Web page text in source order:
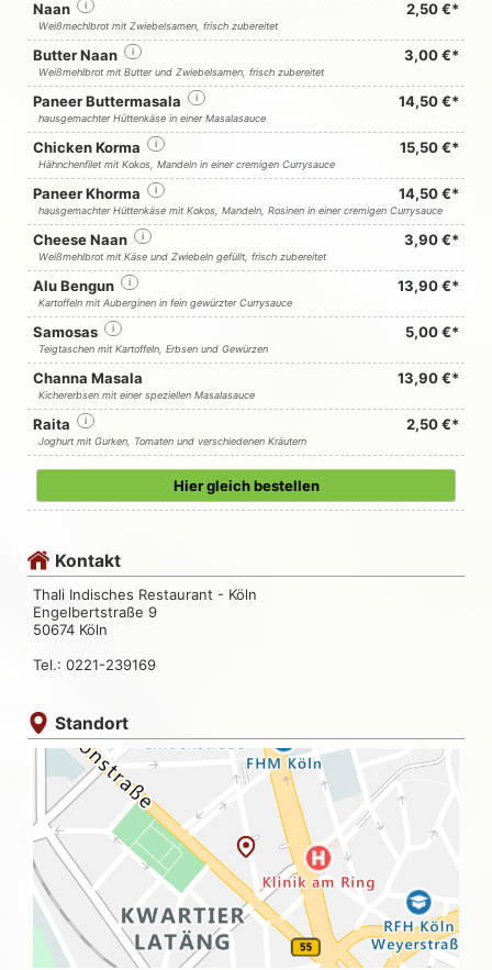
Naan i 2,50 €*
Weißmechlbrot mit Zwiebelsamen, frisch zubereitet
Butter Naan i 3,00 €*
Weißmehlbrot mit Butter und Zwiebelsamen, frisch zubereitet
Paneer Buttermasala i 14,50 €*
hausgemachter Hüttenkäse in einer Masalasauce
Chicken Korma i 15,50 €*
Hähnchenfilet mit Kokos, Mandeln in einer cremigen Currysauce
Paneer Khorma i 14,50 €*
hausgemachter Hüttenkäse mit Kokos, Mandeln, Rosinen in einer cremigen Currysauce
Cheese Naan i 3,90 €*
Weißmehlbrot mit Käse und Zwiebeln gefüllt, frisch zubereitet
Alu Bengun i 13,90 €*
Kartoffeln mit Auberginen in fein gewürzter Currysauce
Samosas i 5,00 €*
Teigtaschen mit Kartoffeln, Erbsen und Gewürzen
Channa Masala 13,90 €*
Kichererbsen mit einer speziellen Masalasauce
Raita i 2,50 €*
Joghurt mit Gurken, Tomaten und verschiedenen Kräutern
Hier gleich bestellen
Kontakt
Thali Indisches Restaurant - Köln
Engelbertstraße 9
50674 Köln
Tel.: 0221-239169
Standort